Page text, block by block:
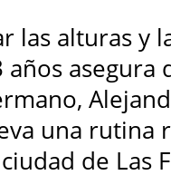
las alturas y
asegura
una rutina
de Las